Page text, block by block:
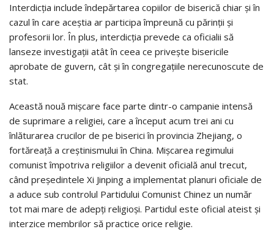
Interdicţia include îndepărtarea copiilor de biserică chiar şi în
cazul în care aceştia ar participa împreună cu părinţii şi
profesorii lor. În plus, interdicţia prevede ca oficialii să
lanseze investigaţii atât în ceea ce priveşte bisericile
aprobate de guvern, cât şi în congregaţiile nerecunoscute de
stat.
Această nouă mişcare face parte dintr-o campanie intensă
de suprimare a religiei, care a început acum trei ani cu
înlăturarea crucilor de pe biserici în provincia Zhejiang, o
fortăreaţă a creştinismului în China. Mişcarea regimului
comunist împotriva religiilor a devenit oficială anul trecut,
când preşedintele Xi Jinping a implementat planuri oficiale de
a aduce sub controlul Partidului Comunist Chinez un număr
tot mai mare de adepţi religioşi. Partidul este oficial ateist şi
interzice membrilor să practice orice religie.